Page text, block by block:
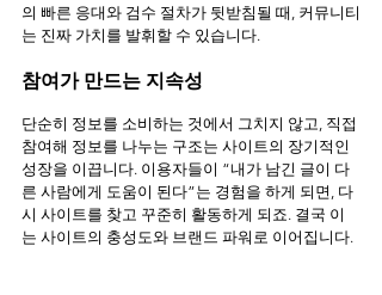
의 빠른 응대와 검수 절차가 뒷받침될 때, 커뮤니티
는 진짜 가치를 발휘할 수 있습니다.
참여가 만드는 지속성
단순히 정보를 소비하는 것에서 그치지 않고, 직접
참여해 정보를 나누는 구조는 사이트의 장기적인
성장을 이끕니다. 이용자들이 “내가 남긴 글이 다
른 사람에게 도움이 된다”는 경험을 하게 되면, 다
시 사이트를 찾고 꾸준히 활동하게 되죠. 결국 이
는 사이트의 충성도와 브랜드 파워로 이어집니다.